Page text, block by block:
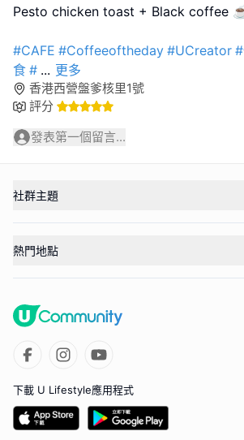
Pesto chicken toast + Black coffee
#CAFE #Coffeeoftheday #UCreator
食 # ... 更多
香港西營盤爹核里1號
評分
發表第一個留言...
社群主題
熱門地點
下載 U Lifestyle應用程式